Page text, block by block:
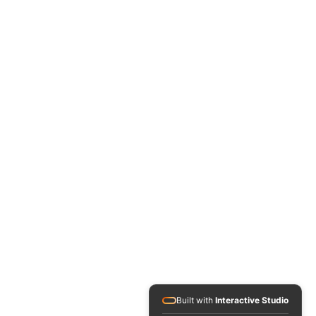
Built with Interactive Studio